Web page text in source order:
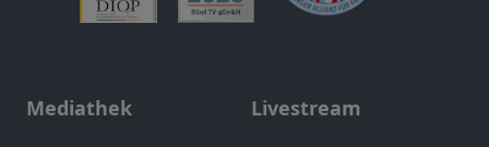
Mediathek Livestream